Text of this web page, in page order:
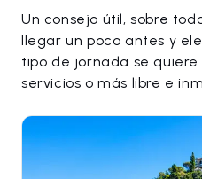
Un consejo útil, sobre
llegar un poco antes y
tipo de jornada se
servicios o más libre e